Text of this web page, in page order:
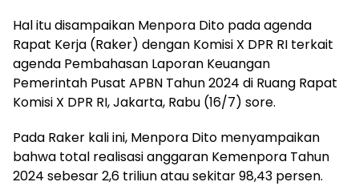
Hal itu disampaikan Menpora Dito pada agenda
Rapat Kerja (Raker) dengan Komisi X DPR RI terkait
agenda Pembahasan Laporan Keuangan
Pemerintah Pusat APBN Tahun 2024 di Ruang Rapat
Komisi X DPR RI, Jakarta, Rabu (16/7) sore.
Pada Raker kali ini, Menpora Dito menyampaikan
bahwa total realisasi anggaran Kemenpora Tahun
2024 sebesar 2,6 triliun atau sekitar 98,43 persen.